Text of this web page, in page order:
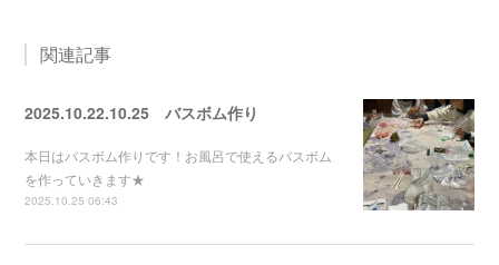
関連記事
2025.10.22.10.25 バスボム作り
本日はバスボム作りです！お風呂で使えるバスボム
を作っていきます★
2025.10.25 06:43